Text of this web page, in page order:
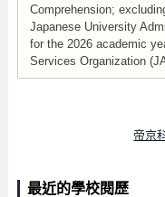
Comprehension;
Japanese University
for the 2026 academic
Services Organization
帝京
最近的學校閱歷